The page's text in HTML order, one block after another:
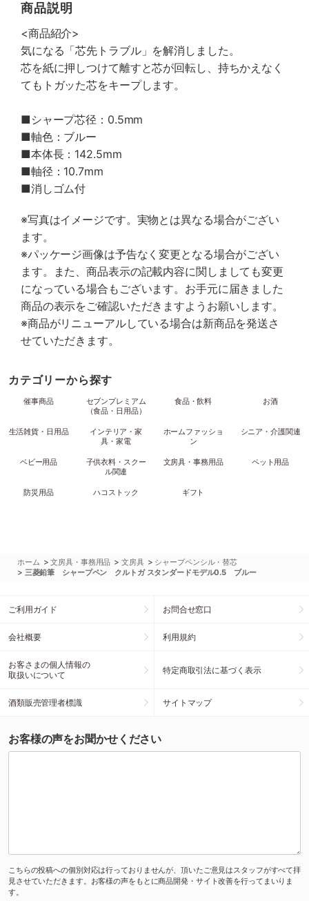
商品説明
<商品紹介>
気になる「芯先トラブル」を解消しました。
芯を紙に押しつけて離すと芯が回転し、持ちかえなく
てもトガッた芯をキープします。
■シャープ芯径：0.5mm
■軸色：ブルー
■本体長：142.5mm
■軸径：10.7mm
■消しゴム付
※写真はイメージです。実物とは異なる場合がござい
ます。
※パッケージ画像は予告なく変更となる場合がござい
ます。また、商品表示の記載内容に関しましても変更
になっている場合もございます。お手元に届きました
商品の表示をご確認いただきますようお願いします。
※商品がリニューアルしている場合は新商品を発送さ
せていただきます。
カテゴリーから探す
催事商品
セブンプレミアム
（食品・日用品）
食品・飲料 お酒
生活雑貨・日用品
インテリア・家
具・家電
ホームファッショ
ン
シニア・介護関連
ベビー用品
子供衣料・スクー
ル関連
文房具・事務用品 ペット用品
防災用品 ハコストック ギフト
ホーム >文房具・事務用品 >文房具 > シャープペンシル・替芯
> 三菱鉛筆 シャープペン クルトガ スタンダードモデル0.5 ブルー
ご利用ガイド お問合せ窓口
会社概要 利用規約
お客さまの個人情報の
取扱いについて
特定商取引法に基づく表示
酒類販売管理者標識 サイトマップ
お客様の声をお聞かせください
こちらの投稿への個別対応は行っておりませんが、頂いたご意見はスタッフがすべて拝
見させていただきます。お客様の声をもとに商品開発・サイト改善を行ってまいりま
す。